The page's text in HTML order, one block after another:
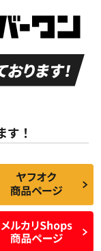
付き
距離も少なく、
常に状態の良い中
古品
どない中古品
れるが、使用に問
題のない中古品
溝も少なく、偏
耗がみられ、短期
使用できるくらい
の中古品
す！